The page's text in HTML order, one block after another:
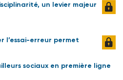
un levier majeur
l’essai-erreur permet
sociaux en première ligne